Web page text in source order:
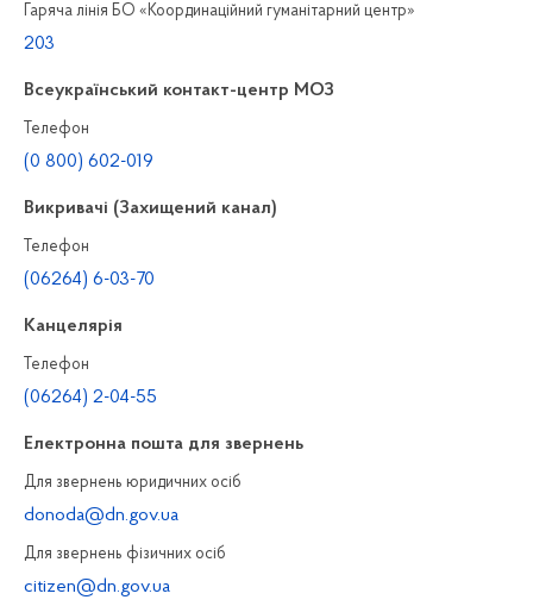
Гаряча лінія БО «Координаційний гуманітарний центр»
203
Всеукраїнський контакт-центр МОЗ
Телефон
(0 800) 602-019
Викривачі (Захищений канал)
Телефон
(06264) 6-03-70
Канцелярiя
Телефон
(06264) 2-04-55
Електронна пошта для звернень
Для звернень юридичних осiб
donoda@dn.gov.ua
Для звернень фізичних осiб
citizen@dn.gov.ua